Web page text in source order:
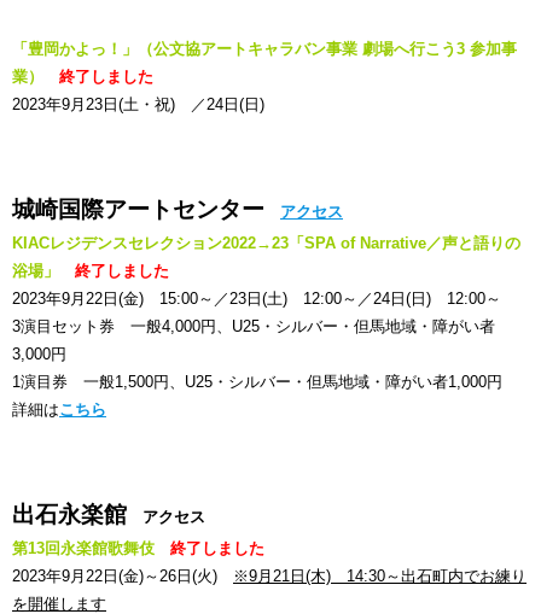
「豊岡かよっ！」（公文協アートキャラバン事業 劇場へ行こう3 参加事
業） 終了しました
2023年9月23日(土・祝) ／24日(日)
城崎国際アートセンター
アクセス
KIACレジデンスセレクション2022→23「SPA of Narrative／声と語りの
浴場」 終了しました
2023年9月22日(金) 15:00～／23日(土) 12:00～／24日(日) 12:00～
3演目セット券 一般4,000円、U25・シルバー・但馬地域・障がい者
3,000円
1演目券 一般1,500円、U25・シルバー・但馬地域・障がい者1,000円
詳細はこちら
出石永楽館 アクセス
第13回永楽館歌舞伎 終了しました
2023年9月22日(金)～26日(火)
※9月21日(木) 14:30～出石町内でお練り
を開催します